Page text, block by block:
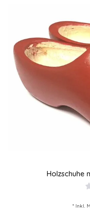
Holzschuhe
* Inkl.